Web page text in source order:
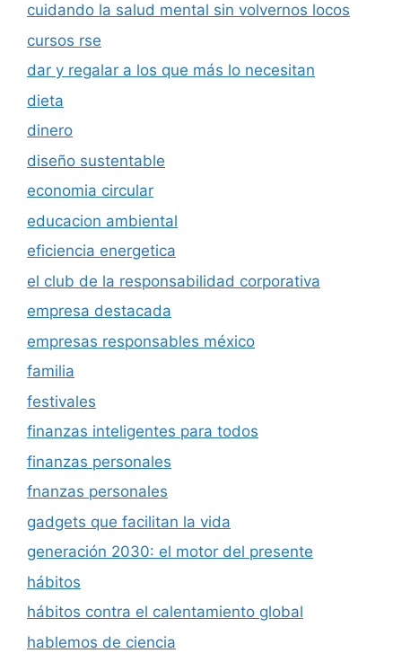
cuidando la salud mental sin volvernos locos
cursos rse
dar y regalar a los que más lo necesitan
dieta
dinero
diseño sustentable
economia circular
educacion ambiental
eficiencia energetica
el club de la responsabilidad corporativa
empresa destacada
empresas responsables méxico
familia
festivales
finanzas inteligentes para todos
finanzas personales
fnanzas personales
gadgets que facilitan la vida
generación 2030: el motor del presente
hábitos
hábitos contra el calentamiento global
hablemos de ciencia